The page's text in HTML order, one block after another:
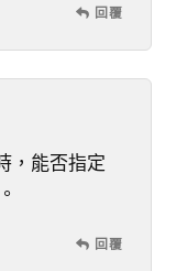
回覆
，能否指定
回覆